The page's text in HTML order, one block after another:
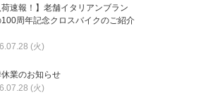
荷速報！】老舗イタリアンブラン
100周年記念クロスバイクのご紹介
(火)
業のお知らせ
(火)